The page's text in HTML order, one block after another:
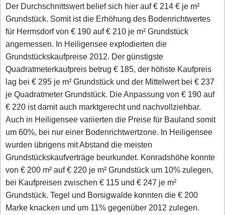
Der Durchschnittswert belief sich hier auf € 214 € je m²
Grundstück. Somit ist die Erhöhung des Bodenrichtwertes
für Hermsdorf von € 190 auf € 210 je m² Grundstück
angemessen. In Heiligensee explodierten die
Grundstückskaufpreise 2012. Der günstigste
Quadratmeterkaufpreis betrug € 185, der höhste Kaufpreis
lag bei € 295 je m² Grundstück und der Mittelwert bei € 237
je Quadratmeter Grundstück. Die Anpassung von € 190 auf
€ 220 ist damit auch marktgerecht und nachvollziehbar.
Auch in Heiligensee variierten die Preise für Bauland somit
um 60%, bei nur einer Bodenrichtwertzone. In Heiligensee
wurden übrigens mit Abstand die meisten
Grundstückskaufverträge beurkundet. Konradshöhe konnte
von € 200 m² auf € 220 je m² Grundstück um 10% zulegen,
bei Kaufpreisen zwischen € 115 und € 247 je m²
Grundstück. Tegel und Borsigwalde konnten die € 200
Marke knacken und um 11% gegenüber 2012 zulegen.